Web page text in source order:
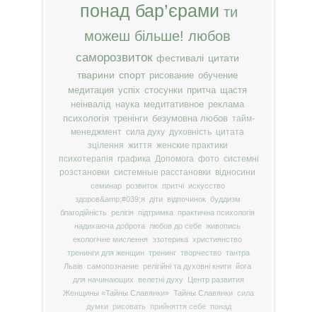
понад бар’єрами ти
можеш більше! любов
саморозвиток фестивалі цитати
тварини спорт рисование обучение
медитация успіх стосунки притча щастя
неінвалід наука медитативное реклама
психологія тренінги безумовна любов тайм-
менеджмент сила духу духовність цитата
зцілення життя женские практики
психотерапія графика Допомога фото системні
розстановки системные расстановки відносини
семинар розвиток притчі
искусство
здоров&amp;#039;я
діти відпочинок буддизм
благодійність
релігія підтримка
практична психологія
надихаюча доброта
любов до себе живопись
екологічне мислення
эзотерика християнство
тренинги для женщин тренинг творчество тантра
Львів самопознание релігійні та духовні книги йога
для начинающих
велетні духу
Центр развития
Женщины «Тайны Славянки» Тайны Славянки сила
думки
рисовать прийняття себе понад